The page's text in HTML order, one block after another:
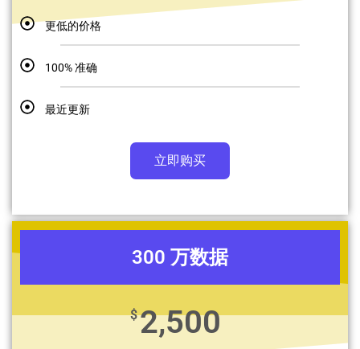
更低的价格
100% 准确
最近更新
立即购买
300 万数据
$2,500